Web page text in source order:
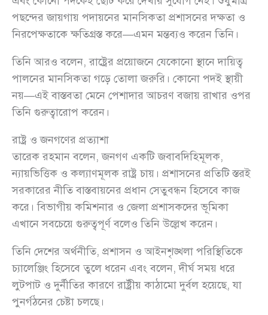
পছন্দের জায়গায় পদায়নের মানসিকতা প্রশাসনের দক্ষতা ও
নিরপেক্ষতাকে ক্ষতিগ্রস্ত করে—এমন মন্তব্যও করেন তিনি।
তিনি আরও বলেন, রাষ্ট্রের প্রয়োজনে যেকোনো স্থানে দায়িত্ব
পালনের মানসিকতা গড়ে তোলা জরুরি। কোনো পদই স্থায়ী
নয়—এই বাস্তবতা মেনে পেশাদার আচরণ বজায় রাখার ওপর
তিনি গুরুত্বারোপ করেন।
রাষ্ট্র ও জনগণের প্রত্যাশা
তারেক রহমান বলেন, জনগণ একটি জবাবদিহিমূলক,
ন্যায়ভিত্তিক ও কল্যাণমূলক রাষ্ট্র চায়। প্রশাসনের প্রতিটি স্তরই
সরকারের নীতি বাস্তবায়নের প্রধান সেতুবন্ধন হিসেবে কাজ
করে। বিভাগীয় কমিশনার ও জেলা প্রশাসকদের ভূমিকা
এখানে সবচেয়ে গুরুত্বপূর্ণ বলেও তিনি উল্লেখ করেন।
তিনি দেশের অর্থনীতি, প্রশাসন ও আইনশৃঙ্খলা পরিস্থিতিকে
চ্যালেঞ্জিং হিসেবে তুলে ধরেন এবং বলেন, দীর্ঘ সময় ধরে
লুটপাট ও দুর্নীতির কারণে রাষ্ট্রীয় কাঠামো দুর্বল হয়েছে, যা
পুনর্গঠনের চেষ্টা চলছে।